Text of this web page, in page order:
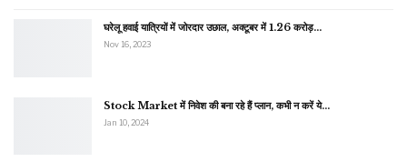
घरेलू हवाई यात्रियों में जोरदार उछाल, अक्टूबर में 1.26 करोड़…
Nov 16, 2023
Stock Market में निवेश की बना रहे हैं प्लान, कभी न करें ये…
Jan 10, 2024